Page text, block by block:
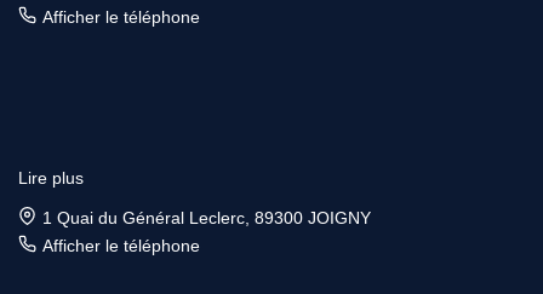
Afficher le téléphone
Lire plus
1 Quai du Général Leclerc, 89300 JOIGNY
Afficher le téléphone